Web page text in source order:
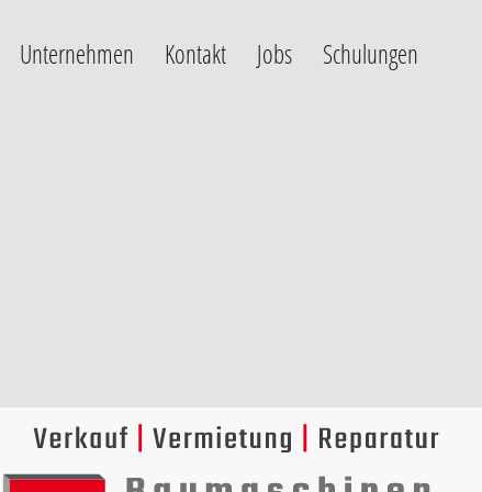
Unternehmen Kontakt Jobs Schulungen